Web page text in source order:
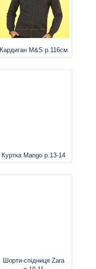
Кардиган M&S р.116см
Куртка Mango р.13-14
Шорти-спідниця Zara